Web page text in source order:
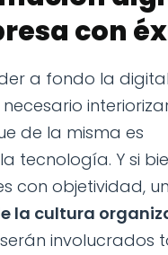
con
a fondo la
de la misma es
tecnología. Y si
con objetividad, un
la cultura
involucrados